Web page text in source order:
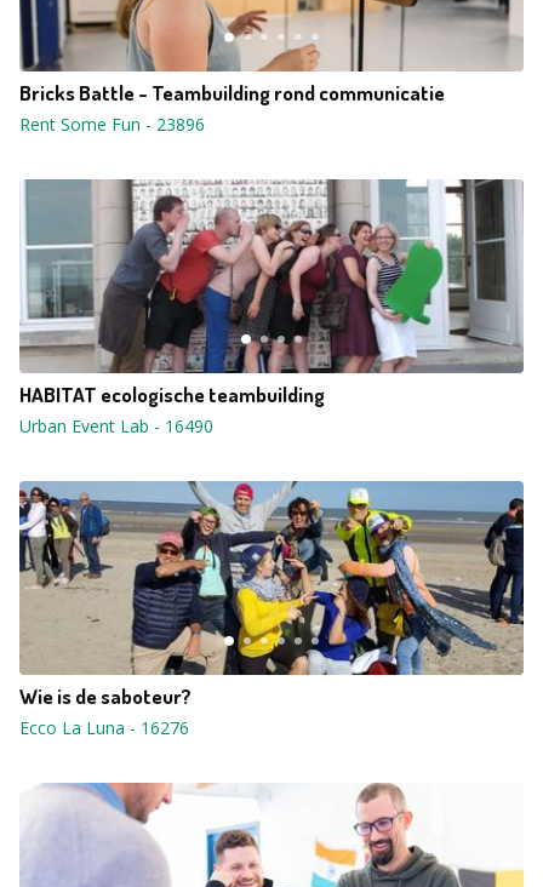
Bricks Battle - Teambuilding rond communicatie
Rent Some Fun - 23896
HABITAT ecologische teambuilding
Urban Event Lab - 16490
Wie is de saboteur?
Ecco La Luna - 16276